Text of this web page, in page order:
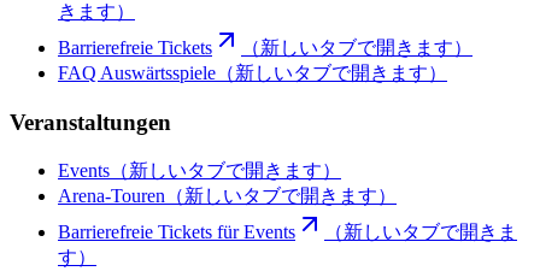
きます）
Barrierefreie Tickets
（新しいタブで開きます）
FAQ Auswärtsspiele （新しいタブで開きます）
Veranstaltungen
Events （新しいタブで開きます）
Arena-Touren （新しいタブで開きます）
Barrierefreie Tickets für Events
（新しいタブで開きま
す）